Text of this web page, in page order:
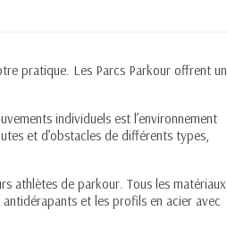
pratique. Les Parcs Parkour offrent un
individuels est l’environnement
et d’obstacles de différents types,
athlètes de parkour. Tous les matériaux
et les profils en acier avec